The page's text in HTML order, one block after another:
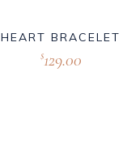
HEART BRACELET
$129.00